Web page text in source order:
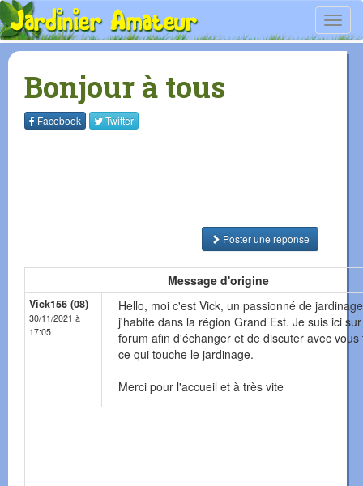
Bonjour à tous
Facebook Twitter
Poster une réponse
Message d'origine
Vick156 (08)
30/11/2021 à
17:05
Hello, moi c'est Vick, un passionné de
j'habite dans la région Grand Est. Je suis ici
forum afin d'échanger et de discuter avec vous
ce qui touche le jardinage.
Merci pour l'accueil et à très vite